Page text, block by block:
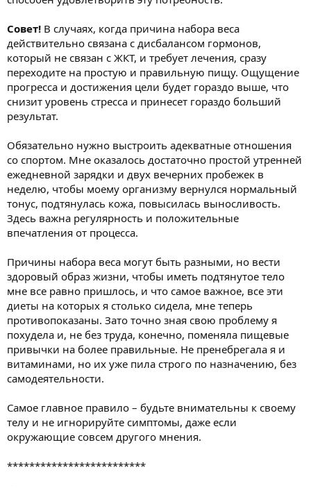
Совет! В случаях, когда причина набора веса
действительно связана с дисбалансом гормонов,
который не связан с ЖКТ, и требует лечения, сразу
переходите на простую и правильную пищу. Ощущение
прогресса и достижения цели будет гораздо выше, что
снизит уровень стресса и принесет гораздо больший
результат.
Обязательно нужно выстроить адекватные отношения
со спортом. Мне оказалось достаточно простой утренней
ежедневной зарядки и двух вечерних пробежек в
неделю, чтобы моему организму вернулся нормальный
тонус, подтянулась кожа, повысилась выносливость.
Здесь важна регулярность и положительные
впечатления от процесса.
Причины набора веса могут быть разными, но вести
здоровый образ жизни, чтобы иметь подтянутое тело
мне все равно пришлось, и что самое важное, все эти
диеты на которых я столько сидела, мне теперь
противопоказаны. Зато точно зная свою проблему я
похудела и, не без труда, конечно, поменяла пищевые
привычки на более правильные. Не пренебрегала я и
витаминами, но их уже пила строго по назначению, без
самодеятельности.
Самое главное правило – будьте внимательны к своему
телу и не игнорируйте симптомы, даже если
окружающие совсем другого мнения.
*************************